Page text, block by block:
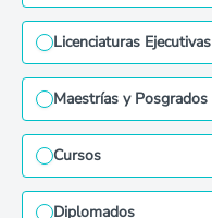
Licenciaturas Ejecutivas
Maestrías y Posgrados
Cursos
Diplomados